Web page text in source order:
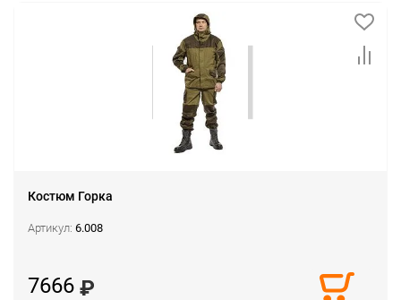
Костюм Горка
Артикул: 6.008
7666